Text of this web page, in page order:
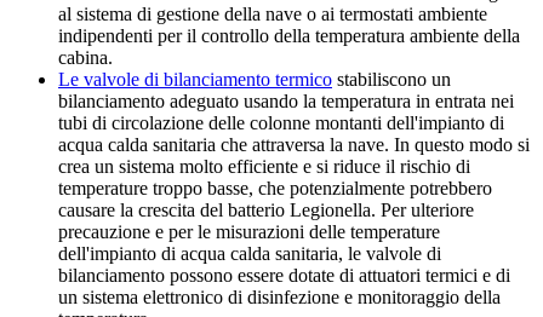
al sistema di gestione della nave o ai termostati ambiente
indipendenti per il controllo della temperatura ambiente della
cabina.
Le valvole di bilanciamento termico stabiliscono un
bilanciamento adeguato usando la temperatura in entrata nei
tubi di circolazione delle colonne montanti dell'impianto di
acqua calda sanitaria che attraversa la nave. In questo modo si
crea un sistema molto efficiente e si riduce il rischio di
temperature troppo basse, che potenzialmente potrebbero
causare la crescita del batterio Legionella. Per ulteriore
precauzione e per le misurazioni delle temperature
dell'impianto di acqua calda sanitaria, le valvole di
bilanciamento possono essere dotate di attuatori termici e di
un sistema elettronico di disinfezione e monitoraggio della